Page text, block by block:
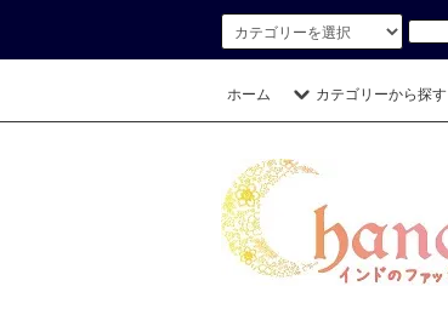
ホーム カテゴリーから探す